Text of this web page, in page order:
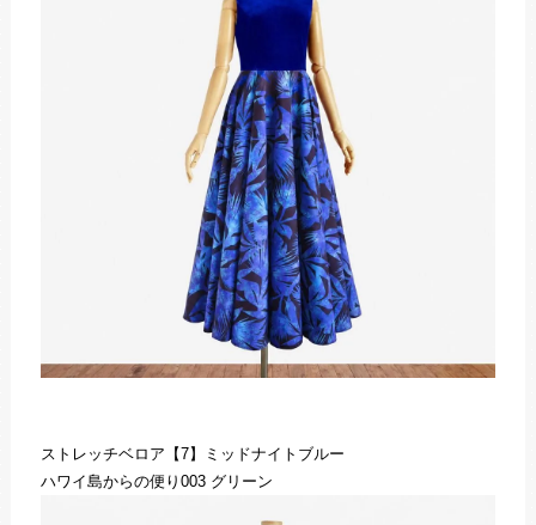
ストレッチベロア【7】ミッドナイトブルー
ハワイ島からの便り003 グリーン